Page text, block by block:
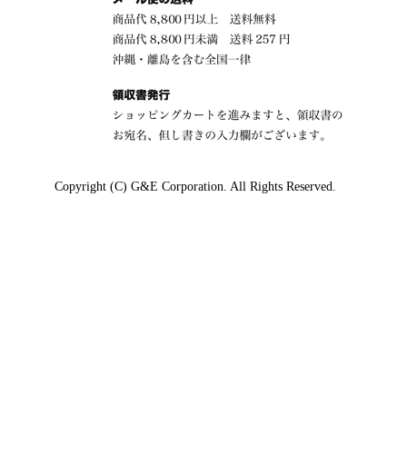
Copyright (C) G&E Corporation. All Rights Reserved.